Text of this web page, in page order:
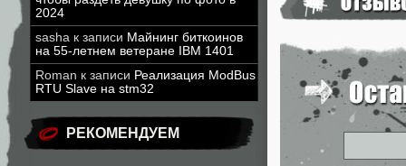
2024
sasha к записи Майнинг биткоинов
на 55-летнем ветеране IBM 1401
Roman к записи Реализация ModBus
RTU Slave на stm32
РЕКОМЕНДУЕМ